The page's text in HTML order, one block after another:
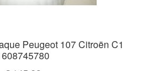
Peugeot 107 Citroën C1